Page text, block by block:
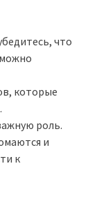
что
которые
роль.
и
к